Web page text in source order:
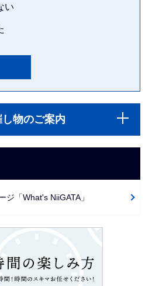
い
物のご案内
ジ「What's NiiGATA」